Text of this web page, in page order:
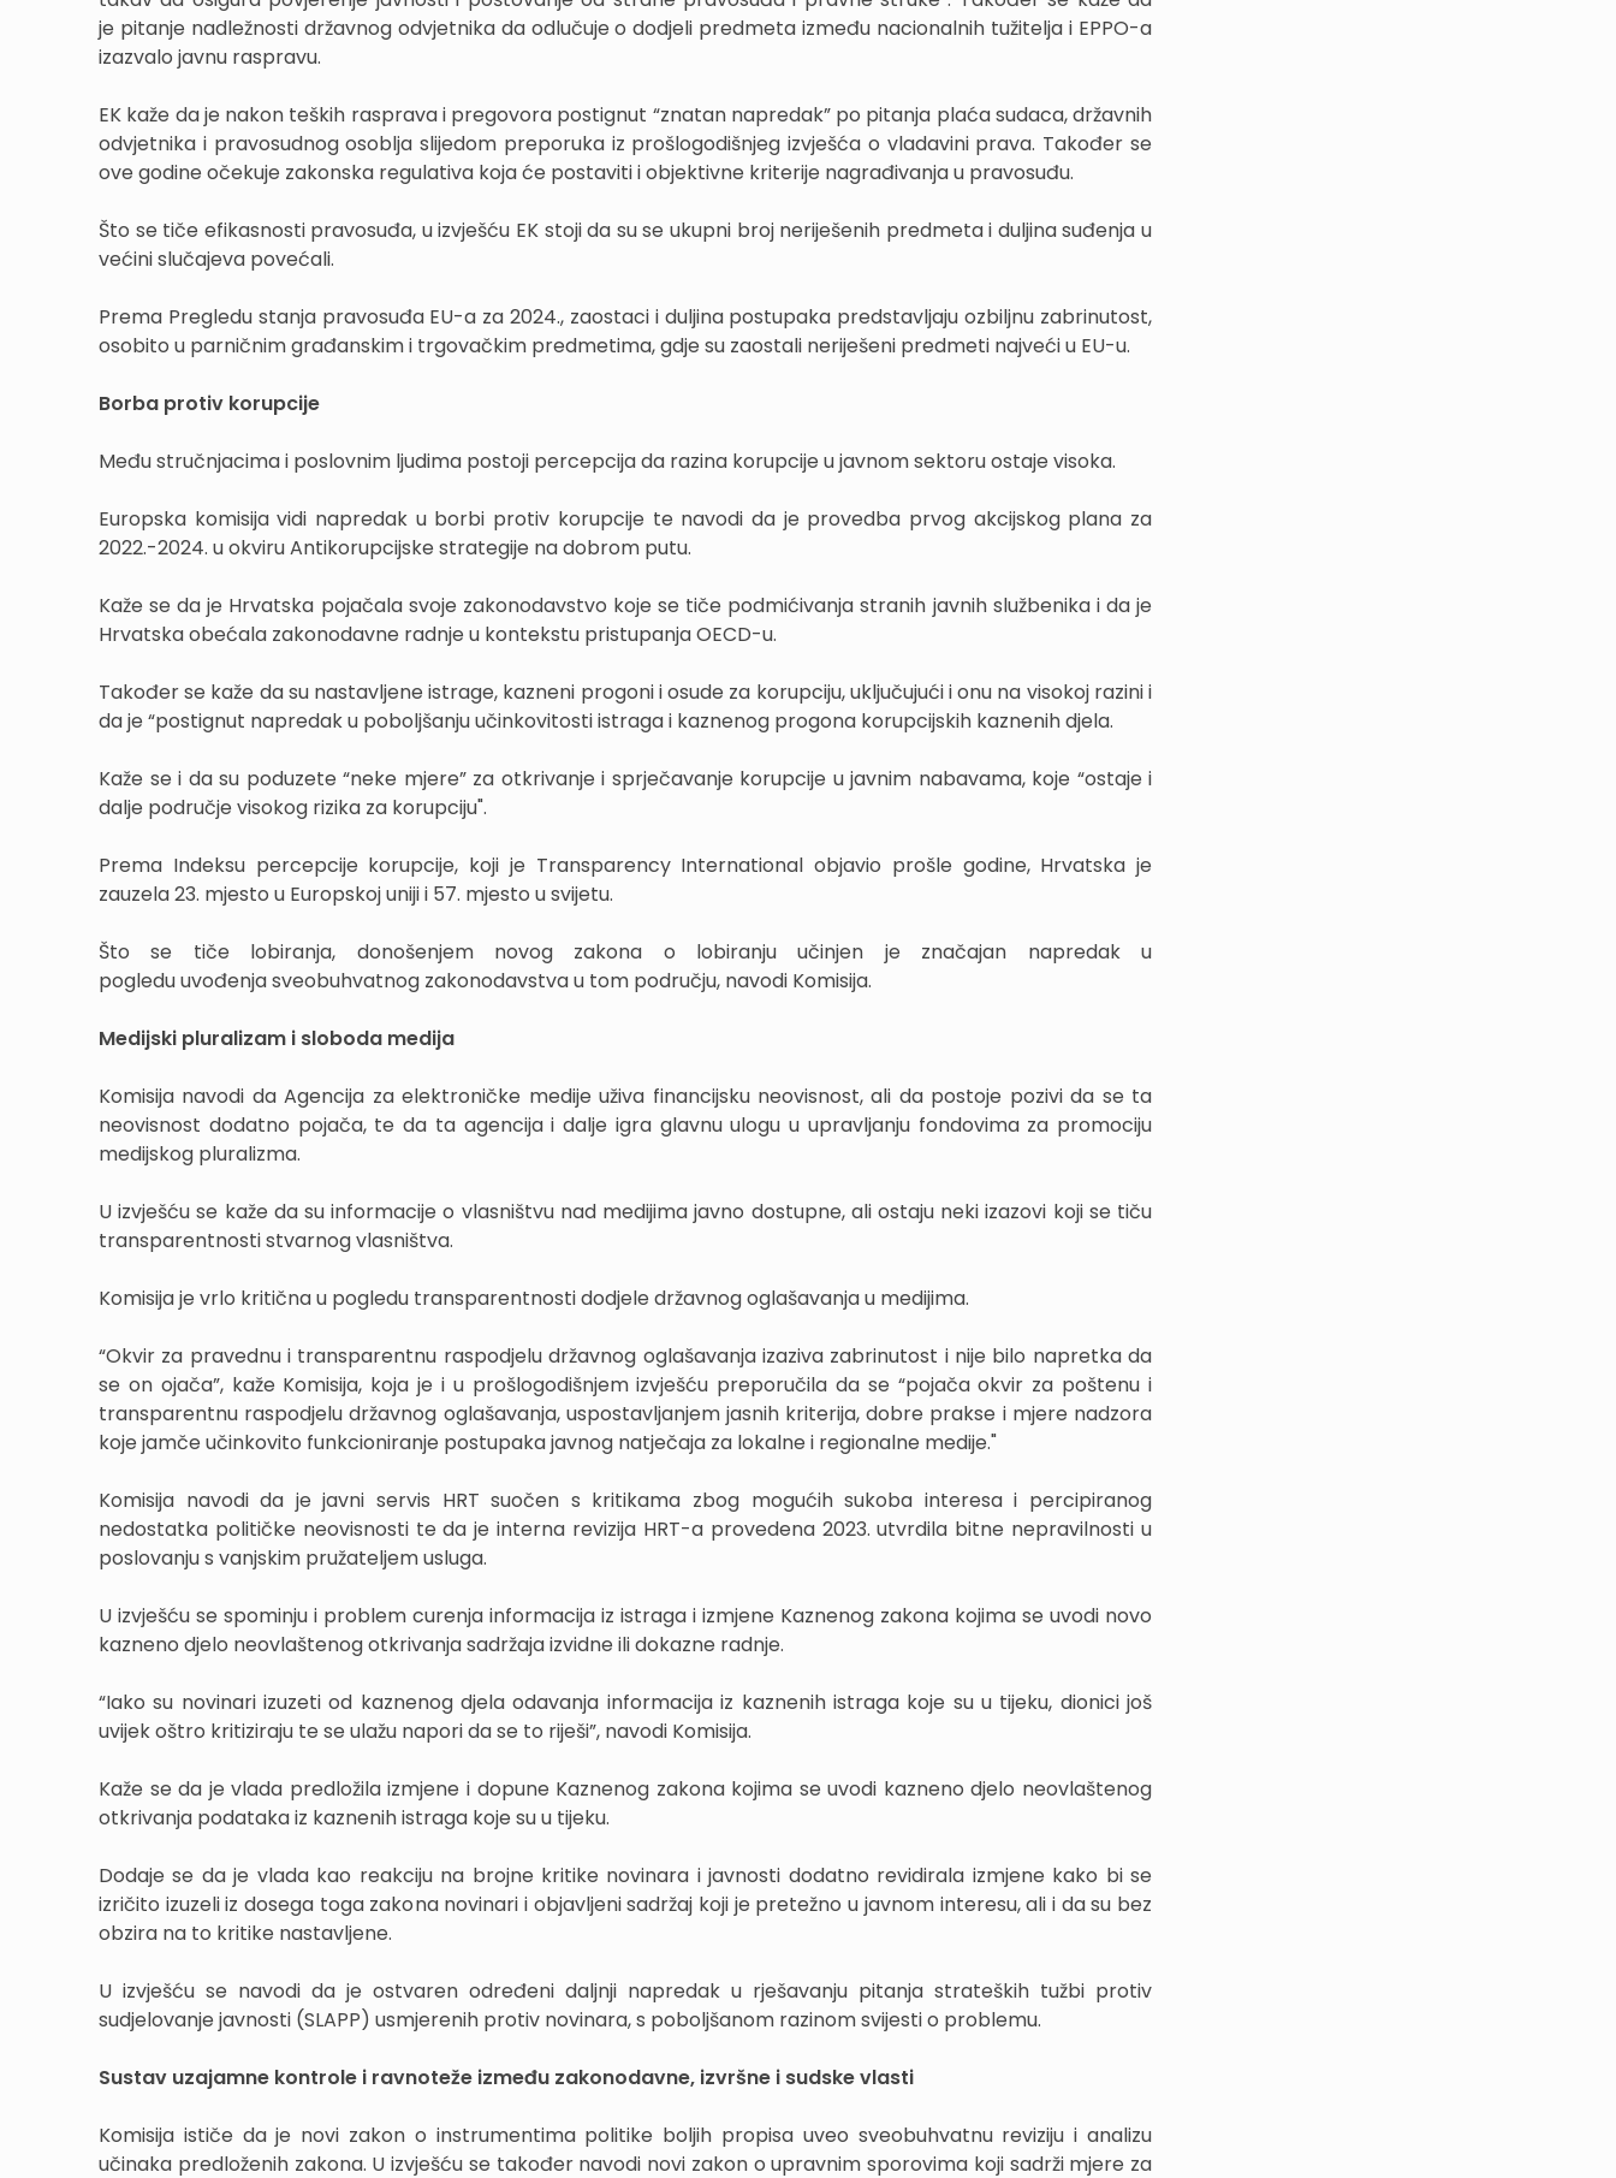
je pitanje nadležnosti državnog odvjetnika da odlučuje o dodjeli predmeta između nacionalnih tužitelja i EPPO-a
izazvalo javnu raspravu.
EK kaže da je nakon teških rasprava i pregovora postignut “znatan napredak” po pitanja plaća sudaca, državnih
odvjetnika i pravosudnog osoblja slijedom preporuka iz prošlogodišnjeg izvješća o vladavini prava. Također se
ove godine očekuje zakonska regulativa koja će postaviti i objektivne kriterije nagrađivanja u pravosuđu.
Što se tiče efikasnosti pravosuđa, u izvješću EK stoji da su se ukupni broj neriješenih predmeta i duljina suđenja u
većini slučajeva povećali.
Prema Pregledu stanja pravosuđa EU-a za 2024., zaostaci i duljina postupaka predstavljaju ozbiljnu zabrinutost,
osobito u parničnim građanskim i trgovačkim predmetima, gdje su zaostali neriješeni predmeti najveći u EU-u.
Borba protiv korupcije
Među stručnjacima i poslovnim ljudima postoji percepcija da razina korupcije u javnom sektoru ostaje visoka.
Europska komisija vidi napredak u borbi protiv korupcije te navodi da je provedba prvog akcijskog plana za
2022.-2024. u okviru Antikorupcijske strategije na dobrom putu.
Kaže se da je Hrvatska pojačala svoje zakonodavstvo koje se tiče podmićivanja stranih javnih službenika i da je
Hrvatska obećala zakonodavne radnje u kontekstu pristupanja OECD-u.
Također se kaže da su nastavljene istrage, kazneni progoni i osude za korupciju, uključujući i onu na visokoj razini i
da je “postignut napredak u poboljšanju učinkovitosti istraga i kaznenog progona korupcijskih kaznenih djela.
Kaže se i da su poduzete “neke mjere” za otkrivanje i sprječavanje korupcije u javnim nabavama, koje “ostaje i
dalje područje visokog rizika za korupciju".
Prema Indeksu percepcije korupcije, koji je Transparency International objavio prošle godine, Hrvatska je
zauzela 23. mjesto u Europskoj uniji i 57. mjesto u svijetu.
Što se tiče lobiranja, donošenjem novog zakona o lobiranju učinjen je značajan napredak u
pogledu uvođenja sveobuhvatnog zakonodavstva u tom području, navodi Komisija.
Medijski pluralizam i sloboda medija
Komisija navodi da Agencija za elektroničke medije uživa financijsku neovisnost, ali da postoje pozivi da se ta
neovisnost dodatno pojača, te da ta agencija i dalje igra glavnu ulogu u upravljanju fondovima za promociju
medijskog pluralizma.
U izvješću se kaže da su informacije o vlasništvu nad medijima javno dostupne, ali ostaju neki izazovi koji se tiču
transparentnosti stvarnog vlasništva.
Komisija je vrlo kritična u pogledu transparentnosti dodjele državnog oglašavanja u medijima.
“Okvir za pravednu i transparentnu raspodjelu državnog oglašavanja izaziva zabrinutost i nije bilo napretka da
se on ojača”, kaže Komisija, koja je i u prošlogodišnjem izvješću preporučila da se “pojača okvir za poštenu i
transparentnu raspodjelu državnog oglašavanja, uspostavljanjem jasnih kriterija, dobre prakse i mjere nadzora
koje jamče učinkovito funkcioniranje postupaka javnog natječaja za lokalne i regionalne medije."
Komisija navodi da je javni servis HRT suočen s kritikama zbog mogućih sukoba interesa i percipiranog
nedostatka političke neovisnosti te da je interna revizija HRT-a provedena 2023. utvrdila bitne nepravilnosti u
poslovanju s vanjskim pružateljem usluga.
U izvješću se spominju i problem curenja informacija iz istraga i izmjene Kaznenog zakona kojima se uvodi novo
kazneno djelo neovlaštenog otkrivanja sadržaja izvidne ili dokazne radnje.
“Iako su novinari izuzeti od kaznenog djela odavanja informacija iz kaznenih istraga koje su u tijeku, dionici još
uvijek oštro kritiziraju te se ulažu napori da se to riješi”, navodi Komisija.
Kaže se da je vlada predložila izmjene i dopune Kaznenog zakona kojima se uvodi kazneno djelo neovlaštenog
otkrivanja podataka iz kaznenih istraga koje su u tijeku.
Dodaje se da je vlada kao reakciju na brojne kritike novinara i javnosti dodatno revidirala izmjene kako bi se
izričito izuzeli iz dosega toga zakona novinari i objavljeni sadržaj koji je pretežno u javnom interesu, ali i da su bez
obzira na to kritike nastavljene.
U izvješću se navodi da je ostvaren određeni daljnji napredak u rješavanju pitanja strateških tužbi protiv
sudjelovanje javnosti (SLAPP) usmjerenih protiv novinara, s poboljšanom razinom svijesti o problemu.
Sustav uzajamne kontrole i ravnoteže između zakonodavne, izvršne i sudske vlasti
Komisija ističe da je novi zakon o instrumentima politike boljih propisa uveo sveobuhvatnu reviziju i analizu
učinaka predloženih zakona. U izvješću se također navodi novi zakon o upravnim sporovima koji sadrži mjere za